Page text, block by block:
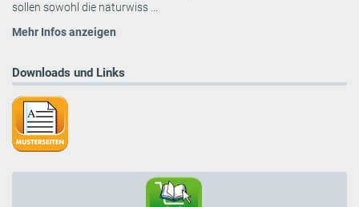
sollen sowohl die naturwiss ...
Mehr Infos anzeigen
Downloads und Links